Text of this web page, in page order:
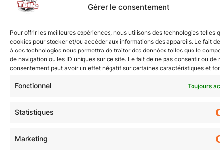
Gérer le consentement
Pour offrir les meilleures expériences, nous utilisons des technologies telles
cookies pour stocker et/ou accéder aux informations des appareils. Le fait
à ces technologies nous permettra de traiter des données telles que le
de navigation ou les ID uniques sur ce site. Le fait de ne pas consentir ou de
consentement peut avoir un effet négatif sur certaines caractéristiques et
Fonctionnel Toujours
Statistiques
Marketing
Nous vous invitons à rejoindre la communauté des
étoilé·e·s en participant à notre groupe Facebook
nous suivre sur tous nos réseaux !